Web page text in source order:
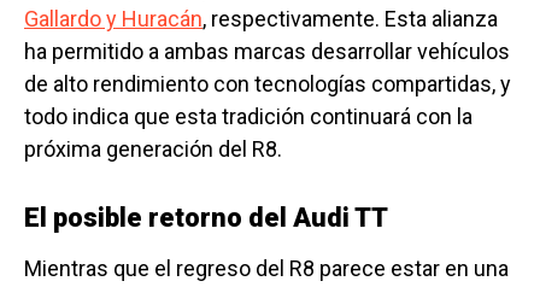
Gallardo y Huracán, respectivamente. Esta alianza
ha permitido a ambas marcas desarrollar vehículos
de alto rendimiento con tecnologías compartidas, y
todo indica que esta tradición continuará con la
próxima generación del R8.
El posible retorno del Audi TT
Mientras que el regreso del R8 parece estar en una